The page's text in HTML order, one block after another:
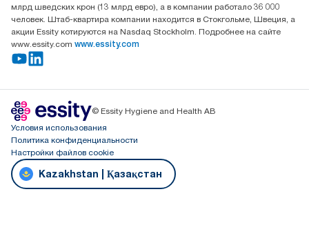
млрд шведских крон (13 млрд евро), а в компании работало 36 000
человек. Штаб-квартира компании находится в Стокгольме, Швеция, а
акции Essity котируются на Nasdaq Stockholm. Подробнее на сайте
www.essity.com www.essity.com
© Essity Hygiene and Health AB
Условия использования
Политика конфиденциальности
Настройки файлов cookie
Kazakhstan | Қазақстан